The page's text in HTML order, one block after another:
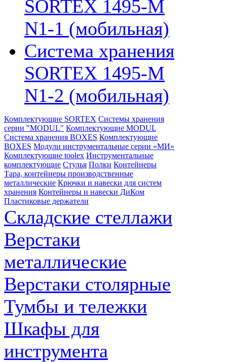
SORTEX 1495-M
N1-1 (мобильная)
Система хранения
SORTEX 1495-M
N1-2 (мобильная)
Комплектующие SORTEX Системы хранения
серии "MODUL" Комплектующие MODUL
Система хранения BOXES Комплектующие
BOXES Модули инструментальные серии «МИ»
Комплектующие toolex Инструментальные
комплектующие Стулья Полки Контейнеры
Тара, контейнеры производственные
металлические Крючки и навески для систем
хранения Контейнеры и навески ДиКом
Пластиковые держатели
Складские стеллажи
Верстаки
металлические
Верстаки столярные
Тумбы и тележки
Шкафы для
инструмента